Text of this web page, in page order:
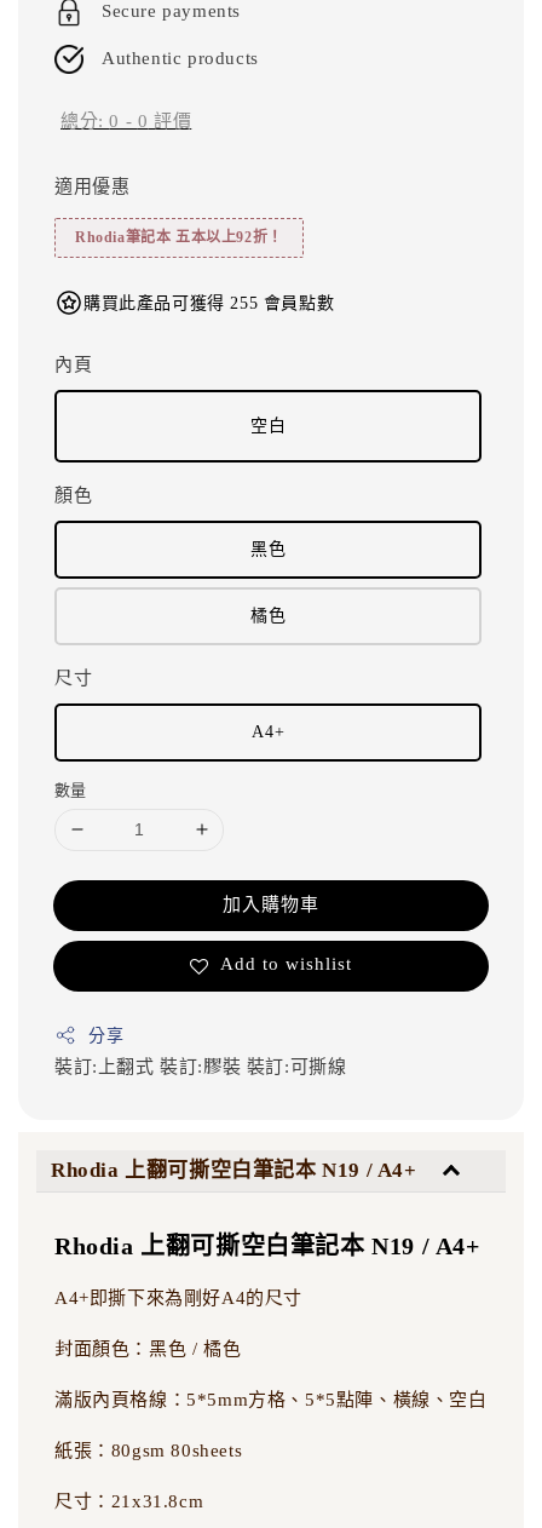
Secure payments
Authentic products
總分:0 - 0 評價
適用優惠
Rhodia筆記本 五本以上92折！
購買此產品可獲得 255 會員點數
內頁
空白
顏色
黑色
橘色
尺寸
A4+
數量
加入購物車
Add to wishlist
分享
裝訂:上翻式裝訂:膠裝 裝訂:可撕線
Rhodia 上翻可撕空白筆記本 N19 / A4+
Rhodia 上翻可撕空白筆記本 N19 / A4+
A4+即撕下來為剛好A4的尺寸
封面顏色：黑色 / 橘色
滿版內頁格線：5*5mm方格、5*5點陣、橫線、空白
紙張：80gsm 80sheets
尺寸：21x31.8cm